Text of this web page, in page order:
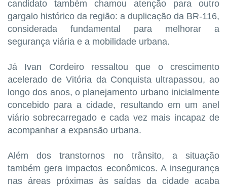
candidato também chamou atenção para outro
gargalo histórico da região: a duplicação da BR-116,
considerada fundamental para melhorar a
segurança viária e a mobilidade urbana.
Já Ivan Cordeiro ressaltou que o crescimento
acelerado de Vitória da Conquista ultrapassou, ao
longo dos anos, o planejamento urbano inicialmente
concebido para a cidade, resultando em um anel
viário sobrecarregado e cada vez mais incapaz de
acompanhar a expansão urbana.
Além dos transtornos no trânsito, a situação
também gera impactos econômicos. A insegurança
nas áreas próximas às saídas da cidade acaba